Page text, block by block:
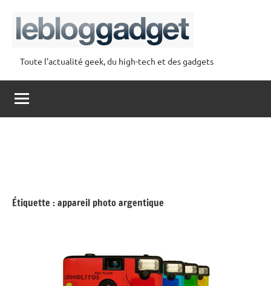
contenu
lebloggadget
Toute l'actualité geek, du high-tech et des gadgets
Étiquette :appareil photo argentique